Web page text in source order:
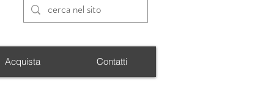
Acquista Contatti